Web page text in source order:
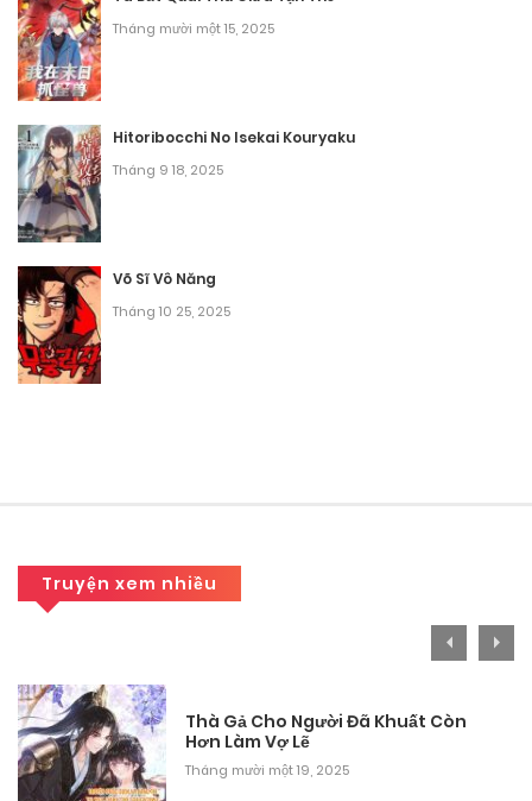
Tháng 8 30, 2025
Chương 54
Tháng 8 30, 2025
Chương 53
Tháng 8 30, 2025
Chương 52
Tháng 8 30, 2025
Chương 51
Chương 49
Chương 48
Tháng 8 30, 2025
Chương 47
Tháng mười một 15, 2025
Hitoribocchi No Isekai Kouryaku
Tháng 9 18, 2025
Võ Sĩ Vô Năng
Tháng 10 25, 2025
Truyện xem nhiều
Thà Gả Cho Người Đã Khuất Còn
Hơn Làm Vợ Lẽ
Tháng mười một 19, 2025